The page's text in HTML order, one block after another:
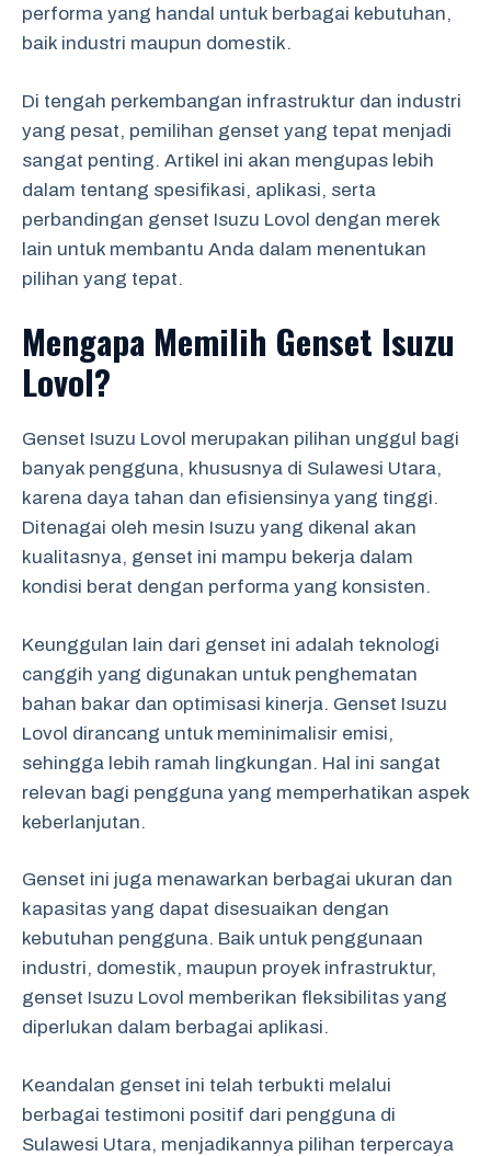
performa yang handal untuk berbagai kebutuhan,
baik industri maupun domestik.
Di tengah perkembangan infrastruktur dan industri
yang pesat, pemilihan genset yang tepat menjadi
sangat penting. Artikel ini akan mengupas lebih
dalam tentang spesifikasi, aplikasi, serta
perbandingan genset Isuzu Lovol dengan merek
lain untuk membantu Anda dalam menentukan
pilihan yang tepat.
Mengapa Memilih Genset Isuzu
Lovol?
Genset Isuzu Lovol merupakan pilihan unggul bagi
banyak pengguna, khususnya di Sulawesi Utara,
karena daya tahan dan efisiensinya yang tinggi.
Ditenagai oleh mesin Isuzu yang dikenal akan
kualitasnya, genset ini mampu bekerja dalam
kondisi berat dengan performa yang konsisten.
Keunggulan lain dari genset ini adalah teknologi
canggih yang digunakan untuk penghematan
bahan bakar dan optimisasi kinerja. Genset Isuzu
Lovol dirancang untuk meminimalisir emisi,
sehingga lebih ramah lingkungan. Hal ini sangat
relevan bagi pengguna yang memperhatikan aspek
keberlanjutan.
Genset ini juga menawarkan berbagai ukuran dan
kapasitas yang dapat disesuaikan dengan
kebutuhan pengguna. Baik untuk penggunaan
industri, domestik, maupun proyek infrastruktur,
genset Isuzu Lovol memberikan fleksibilitas yang
diperlukan dalam berbagai aplikasi.
Keandalan genset ini telah terbukti melalui
berbagai testimoni positif dari pengguna di
Sulawesi Utara, menjadikannya pilihan terpercaya